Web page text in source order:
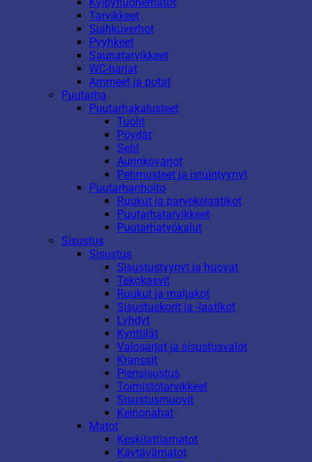
Tarvikkeet
Suihkuverhot
Pyyhkeet
Saunatarvikkeet
WC-harjat
Ammeet ja potat
Puutarha
Puutarhakalusteet
Tuolit
Pöydät
Setit
Aurinkovarjot
Pehmusteet ja istuintyynyt
Puutarhanhoito
Ruukut ja parvekelaatikot
Puutarhatarvikkeet
Puutarhatyökalut
Sisustus
Sisustus
Sisustustyynyt ja huovat
Tekokasvit
Ruukut ja maljakot
Sisustuskorit ja -laatikot
Lyhdyt
Kynttilät
Valosarjat ja sisustusvalot
Kranssit
Piensisustus
Toimistotarvikkeet
Sisustusmuovit
Keinonahat
Matot
Keskilattiamatot
Käytävämatot